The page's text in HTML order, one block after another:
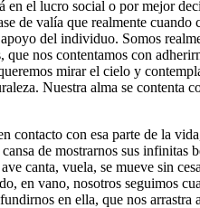
en el lucro social o por mejor
de valía que realmente cuando
del individuo. Somos
nos contentamos con
mirar el cielo y
Nuestra alma se contenta
contacto con esa parte de la
de mostrarnos sus infinitas
canta, vuela, se mueve sin
en vano, nosotros seguimos
en ella, que nos arrastra